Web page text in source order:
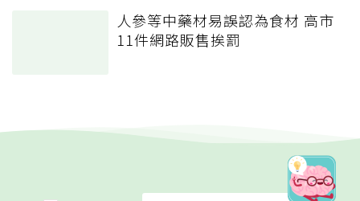
人參等中藥材易誤認為食材 高市
11件網路販售挨罰